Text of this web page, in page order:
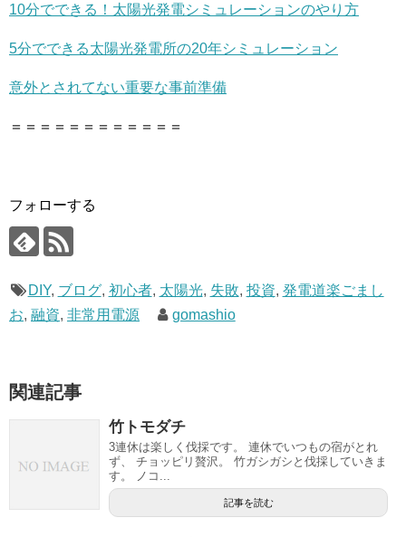
10分でできる！太陽光発電シミュレーションのやり方
5分でできる太陽光発電所の20年シミュレーション
意外とされてない重要な事前準備
＝＝＝＝＝＝＝＝＝＝＝＝
フォローする
DIY, ブログ, 初心者, 太陽光, 失敗, 投資, 発電道楽ごまし
お, 融資, 非常用電源 gomashio
関連記事
竹トモダチ
3連休は楽しく伐採です。 連休でいつもの宿がとれ
ず、 チョッピリ贅沢。 竹ガシガシと伐採していきま
す。 ノコ...
記事を読む